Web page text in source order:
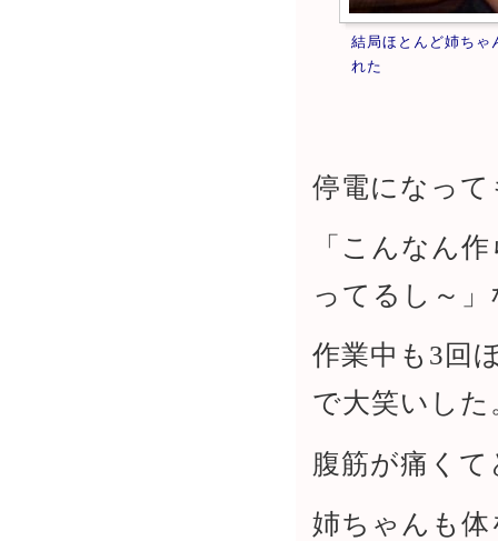
結局ほとんど姉ちゃ
れた
停電になっ
「こんなん
ってるし～
作業中も3回
で大笑いした
腹筋が痛く
姉ちゃんも